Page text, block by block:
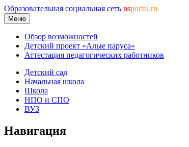
Образовательная социальная сеть nsportal.ru
Меню
Обзор возможностей
Детский проект «Алые паруса»
Аттестация педагогических работников
Детский сад
Начальная школа
Школа
НПО и СПО
ВУЗ
Навигация